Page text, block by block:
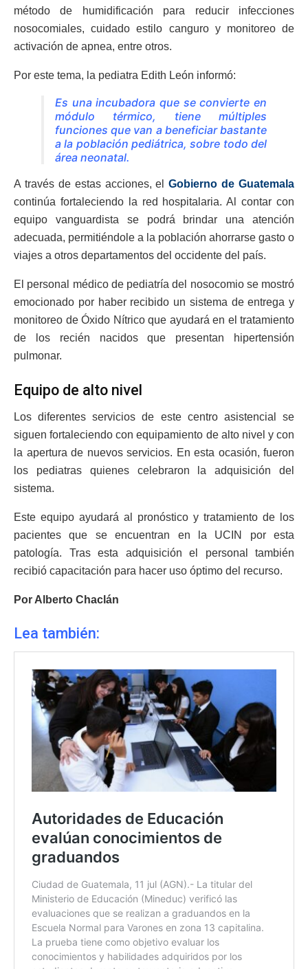
método de humidificación para reducir infecciones
nosocomiales, cuidado estilo canguro y monitoreo de
activación de apnea, entre otros.
Por este tema, la pediatra Edith León informó:
Es una incubadora que se convierte en
módulo térmico, tiene múltiples
funciones que van a beneficiar bastante
a la población pediátrica, sobre todo del
área neonatal.
A través de estas acciones, elGobierno de Guatemala
continúa fortaleciendo la red hospitalaria. Al contar con
equipo vanguardista se podrá brindar una atención
adecuada, permitiéndole a la población ahorrarse gasto o
viajes a otros departamentos del occidente del país.
El personal médico de pediatría del nosocomio se mostró
emocionado por haber recibido un sistema de entrega y
monitoreo de Óxido Nítrico que ayudará en el tratamiento
de los recién nacidos que presentan hipertensión
pulmonar.
Equipo de alto nivel
Los diferentes servicios de este centro asistencial se
siguen fortaleciendo con equipamiento de alto nivel y con
la apertura de nuevos servicios. En esta ocasión, fueron
los pediatras quienes celebraron la adquisición del
sistema.
Este equipo ayudará al pronóstico y tratamiento de los
pacientes que se encuentran en la UCIN por esta
patología. Tras esta adquisición el personal también
recibió capacitación para hacer uso óptimo del recurso.
Por Alberto Chaclán
Lea también: